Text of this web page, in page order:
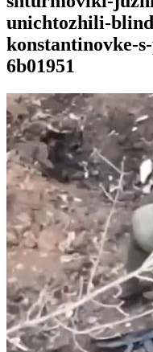
unichtozhili-
konstantinovke-
6b01951